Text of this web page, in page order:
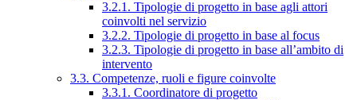
3.2.1. Tipologie di progetto in base agli attori
coinvolti nel servizio
3.2.2. Tipologie di progetto in base al focus
3.2.3. Tipologie di progetto in base all’ambito di
intervento
3.3. Competenze, ruoli e figure coinvolte
3.3.1. Coordinatore di progetto